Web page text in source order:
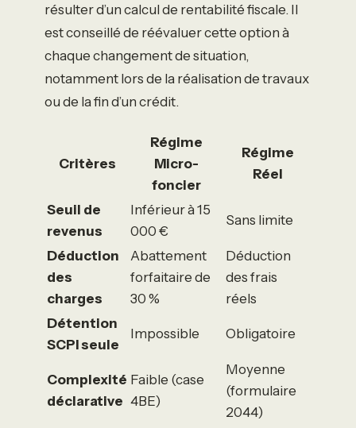
résulter d’un calcul de rentabilité fiscale. Il
est conseillé de réévaluer cette option à
chaque changement de situation,
notamment lors de la réalisation de travaux
ou de la fin d’un crédit.
Critères
Régime
Micro-
foncier
Régime
Réel
Seuil de
revenus
Inférieur à 15
000 €
Sans limite
Déduction
des
charges
Abattement
forfaitaire de
30 %
Déduction
des frais
réels
Détention
SCPI seule
Impossible Obligatoire
Complexité
déclarative
Faible (case
4BE)
Moyenne
(formulaire
2044)